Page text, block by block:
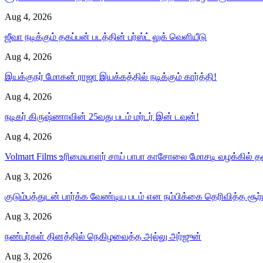
Aug 4, 2026
ஜீவா நடிக்கும் தகப்பன் படத்தின் பர்ஸ்ட் லுக் வெளியீடு
Aug 4, 2026
இயக்குநர் மோகன் ராஜா இயக்கத்தில் நடிக்கும் கார்த்தி!
Aug 4, 2026
நடிகர் கிருஷ்ணாவின் 25வது படம் மர்டர் இன் டவுன்!
Aug 4, 2026
Volmart Films உரிமையாளர் சாய் பாபா காசோலை மோசடி
Aug 3, 2026
குடும்பத்துடன் பார்க்க வேண்டிய படம் என நம்பிக்கை தெரிவித்த
Aug 3, 2026
நண்பர்கள் தினத்தில் நெகிழவைத்த அல்லு அர்ஜுன்
Aug 3, 2026